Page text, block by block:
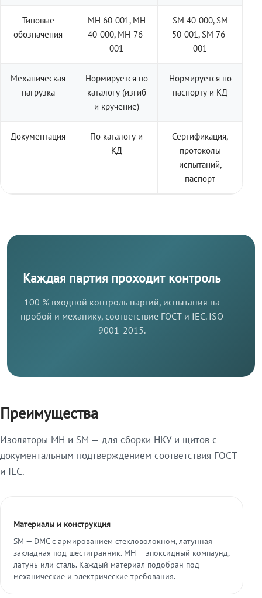
Типовые
обозначения
МН 60-001, МН
40-000, МН-76-
001
SM 40-000, SM
50-001, SM 76-
001
Механическая
нагрузка
Нормируется по
каталогу (изгиб
и кручение)
Нормируется по
паспорту и КД
Документация
По каталогу и
КД
Сертификация,
протоколы
испытаний,
паспорт
Каждая партия проходит контроль
100 % входной контроль партий, испытания на
пробой и механику, соответствие ГОСТ и IEC. ISO
9001-2015.
Преимущества
Изоляторы МН и SM — для сборки НКУ и щитов с
документальным подтверждением соответствия ГОСТ
и IEC.
Материалы и конструкция
SM — DMC с армированием стекловолокном, латунная
закладная под шестигранник. МН — эпоксидный компаунд,
латунь или сталь. Каждый материал подобран под
механические и электрические требования.